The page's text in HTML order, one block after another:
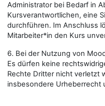
Administrator bei Bedarf in
Kursverantwortlichen, eine
durchführen. Im Anschluss
Mitarbeiter*in den Kurs
6. Bei der Nutzung von
Es dürfen keine
Rechte Dritter nicht verletzt
insbesondere Urheberrecht